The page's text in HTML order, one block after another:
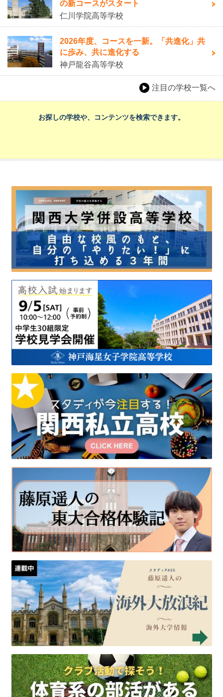
の新コースがスタート
仁川学院高等学校
2026年度、コースを一新。「共進化」共
に歩み、共に進化する
神戸龍谷高等学校
注目の学校一覧へ
お探しの学校や、コンテンツを検索できます。